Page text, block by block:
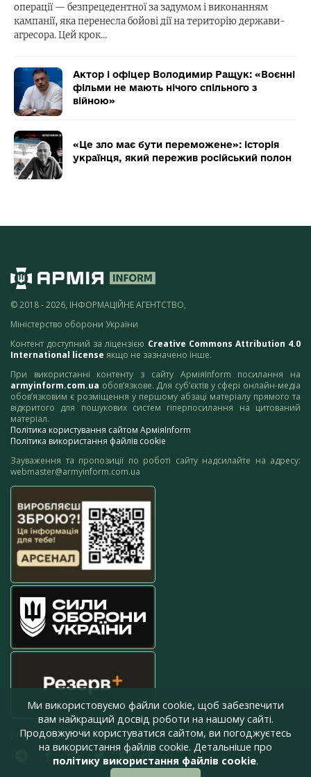
операції — безпрецедентної за задумом і виконанням
кампанії, яка перенесла бойові дії на територію держави-
агресора. Цей крок…
Актор і офіцер Володимир Ращук: «Воєнні
фільми не мають нічого спільного з
війною»
«Це зло має бути переможене»: історія
українця, який пережив російський полон
© 2018 - 2026, ІНФОРМАЦІЙНЕ АГЕНТСТВО,
Міністерство оборони України
Контент доступний за ліцензією Creative Commons Attribution 4.0
International license якщо не зазначено інше.
При використанні контенту з сайту АрміяInform посилання на
armyinform.com.ua обов’язкове. Для суб’єктів у сфері онлайн-медіа
обов’язковим є розміщення у першому абзаці матеріалу прямого та
відкритого для пошукових систем гіперпосилання на цитований
матеріал.
Політика користування сайтом АрміяInform
Політика використання файлів cookie
Зауваження та пропозиції по роботі сайту надсилайте на адресу:
webmaster@armyinform.com.ua
press@armyinform.com.ua
Ми використовуємо файли cookie, щоб забезпечити
вам найкращий досвід роботи на нашому сайті.
Продовжуючи користуватися сайтом, ви погоджуєтесь
на використання файлів cookie. Детальніше про
політику використання файлів cookie.